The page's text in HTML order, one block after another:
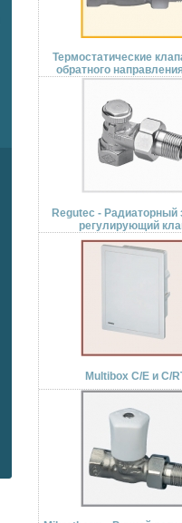
Термостатические
обратного
Regutec - Радиаторный
регулирующий
Multibox C/E и C/